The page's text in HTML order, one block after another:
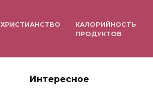
ХРИСТИАНСТВО
КАЛОРИЙНОСТЬ
ПРОДУКТОВ
Интересное